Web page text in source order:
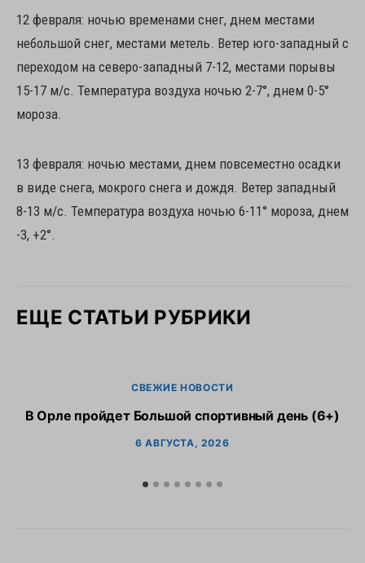
12 февраля: ночью временами снег, днем местами
небольшой снег, местами метель. Ветер юго-западный с
переходом на северо-западный 7-12, местами порывы
15-17 м/с. Температура воздуха ночью 2-7°, днем 0-5°
мороза.
13 февраля: ночью местами, днем повсеместно осадки
в виде снега, мокрого снега и дождя. Ветер западный
8-13 м/с. Температура воздуха ночью 6-11° мороза, днем
-3, +2°.
ЕЩЕ СТАТЬИ РУБРИКИ
СВЕЖИЕ НОВОСТИ
В Орле пройдет Большой спортивный день (6+)
6 АВГУСТА, 2026